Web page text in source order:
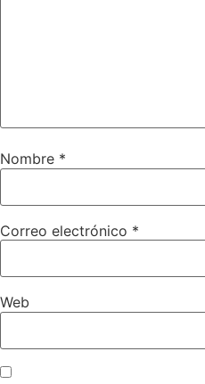
Nombre *
Correo electrónico *
Web